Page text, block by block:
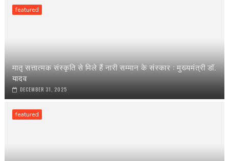
featured
मातृ सत्तात्मक संस्कृति से मिले हैं नारी सम्मान के संस्कार : मुख्यमंत्री डॉ.
यादव
DECEMBER 31, 2025
featured